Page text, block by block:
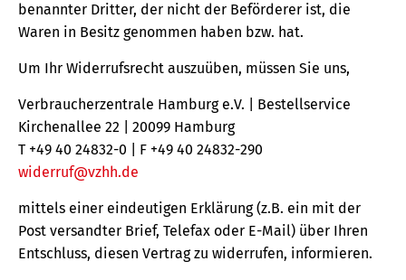
benannter Dritter, der nicht der Beförderer ist, die
Waren in Besitz genommen haben bzw. hat.
Um Ihr Widerrufsrecht auszuüben, müssen Sie uns,
Verbraucherzentrale Hamburg e.V. | Bestellservice
Kirchenallee 22 | 20099 Hamburg
T +49 40 24832-0 | F +49 40 24832-290
widerruf@vzhh.de
mittels einer eindeutigen Erklärung (z.B. ein mit der
Post versandter Brief, Telefax oder E-Mail) über Ihren
Entschluss, diesen Vertrag zu widerrufen, informieren.